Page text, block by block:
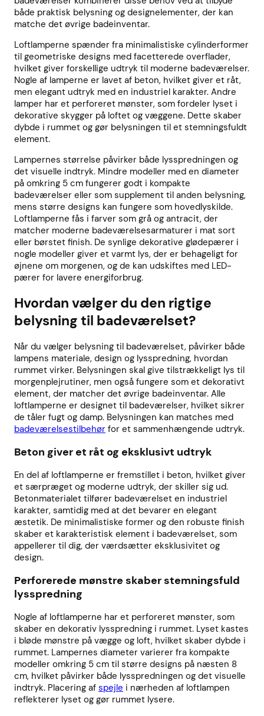
både praktisk belysning og designelementer, der kan
matche det øvrige badeinventar.
Loftlamperne spænder fra minimalistiske cylinderformer
til geometriske designs med facetterede overflader,
hvilket giver forskellige udtryk til moderne badeværelser.
Nogle af lamperne er lavet af beton, hvilket giver et råt,
men elegant udtryk med en industriel karakter. Andre
lamper har et perforeret mønster, som fordeler lyset i
dekorative skygger på loftet og væggene. Dette skaber
dybde i rummet og gør belysningen til et stemningsfuldt
element.
Lampernes størrelse påvirker både lysspredningen og
det visuelle indtryk. Mindre modeller med en diameter
på omkring 5 cm fungerer godt i kompakte
badeværelser eller som supplement til anden belysning,
mens større designs kan fungere som hovedlyskilde.
Loftlamperne fås i farver som grå og antracit, der
matcher moderne badeværelsesarmaturer i mat sort
eller børstet finish. De synlige dekorative glødepærer i
nogle modeller giver et varmt lys, der er behageligt for
øjnene om morgenen, og de kan udskiftes med LED-
pærer for lavere energiforbrug.
Hvordan vælger du den rigtige
belysning til badeværelset?
Når du vælger belysning til badeværelset, påvirker både
lampens materiale, design og lysspredning, hvordan
rummet virker. Belysningen skal give tilstrækkeligt lys til
morgenplejrutiner, men også fungere som et dekorativt
element, der matcher det øvrige badeinventar. Alle
loftlamperne er designet til badeværelser, hvilket sikrer
de tåler fugt og damp. Belysningen kan matches med
badeværelsestilbehør for et sammenhængende udtryk.
Beton giver et råt og eksklusivt udtryk
En del af loftlamperne er fremstillet i beton, hvilket giver
et særpræget og moderne udtryk, der skiller sig ud.
Betonmaterialet tilfører badeværelset en industriel
karakter, samtidig med at det bevarer en elegant
æstetik. De minimalistiske former og den robuste finish
skaber et karakteristisk element i badeværelset, som
appellerer til dig, der værdsætter eksklusivitet og
design.
Perforerede mønstre skaber stemningsfuld
lysspredning
Nogle af loftlamperne har et perforeret mønster, som
skaber en dekorativ lysspredning i rummet. Lyset kastes
i bløde mønstre på vægge og loft, hvilket skaber dybde i
rummet. Lampernes diameter varierer fra kompakte
modeller omkring 5 cm til større designs på næsten 8
cm, hvilket påvirker både lysspredningen og det visuelle
indtryk. Placering af spejle i nærheden af loftlampen
reflekterer lyset og gør rummet lysere.